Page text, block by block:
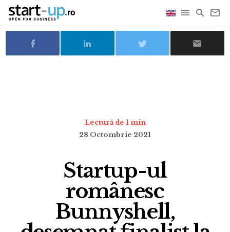
Lectură de 1 min
28 Octombrie 2021
Startup-ul
românesc
Bunnyshell,